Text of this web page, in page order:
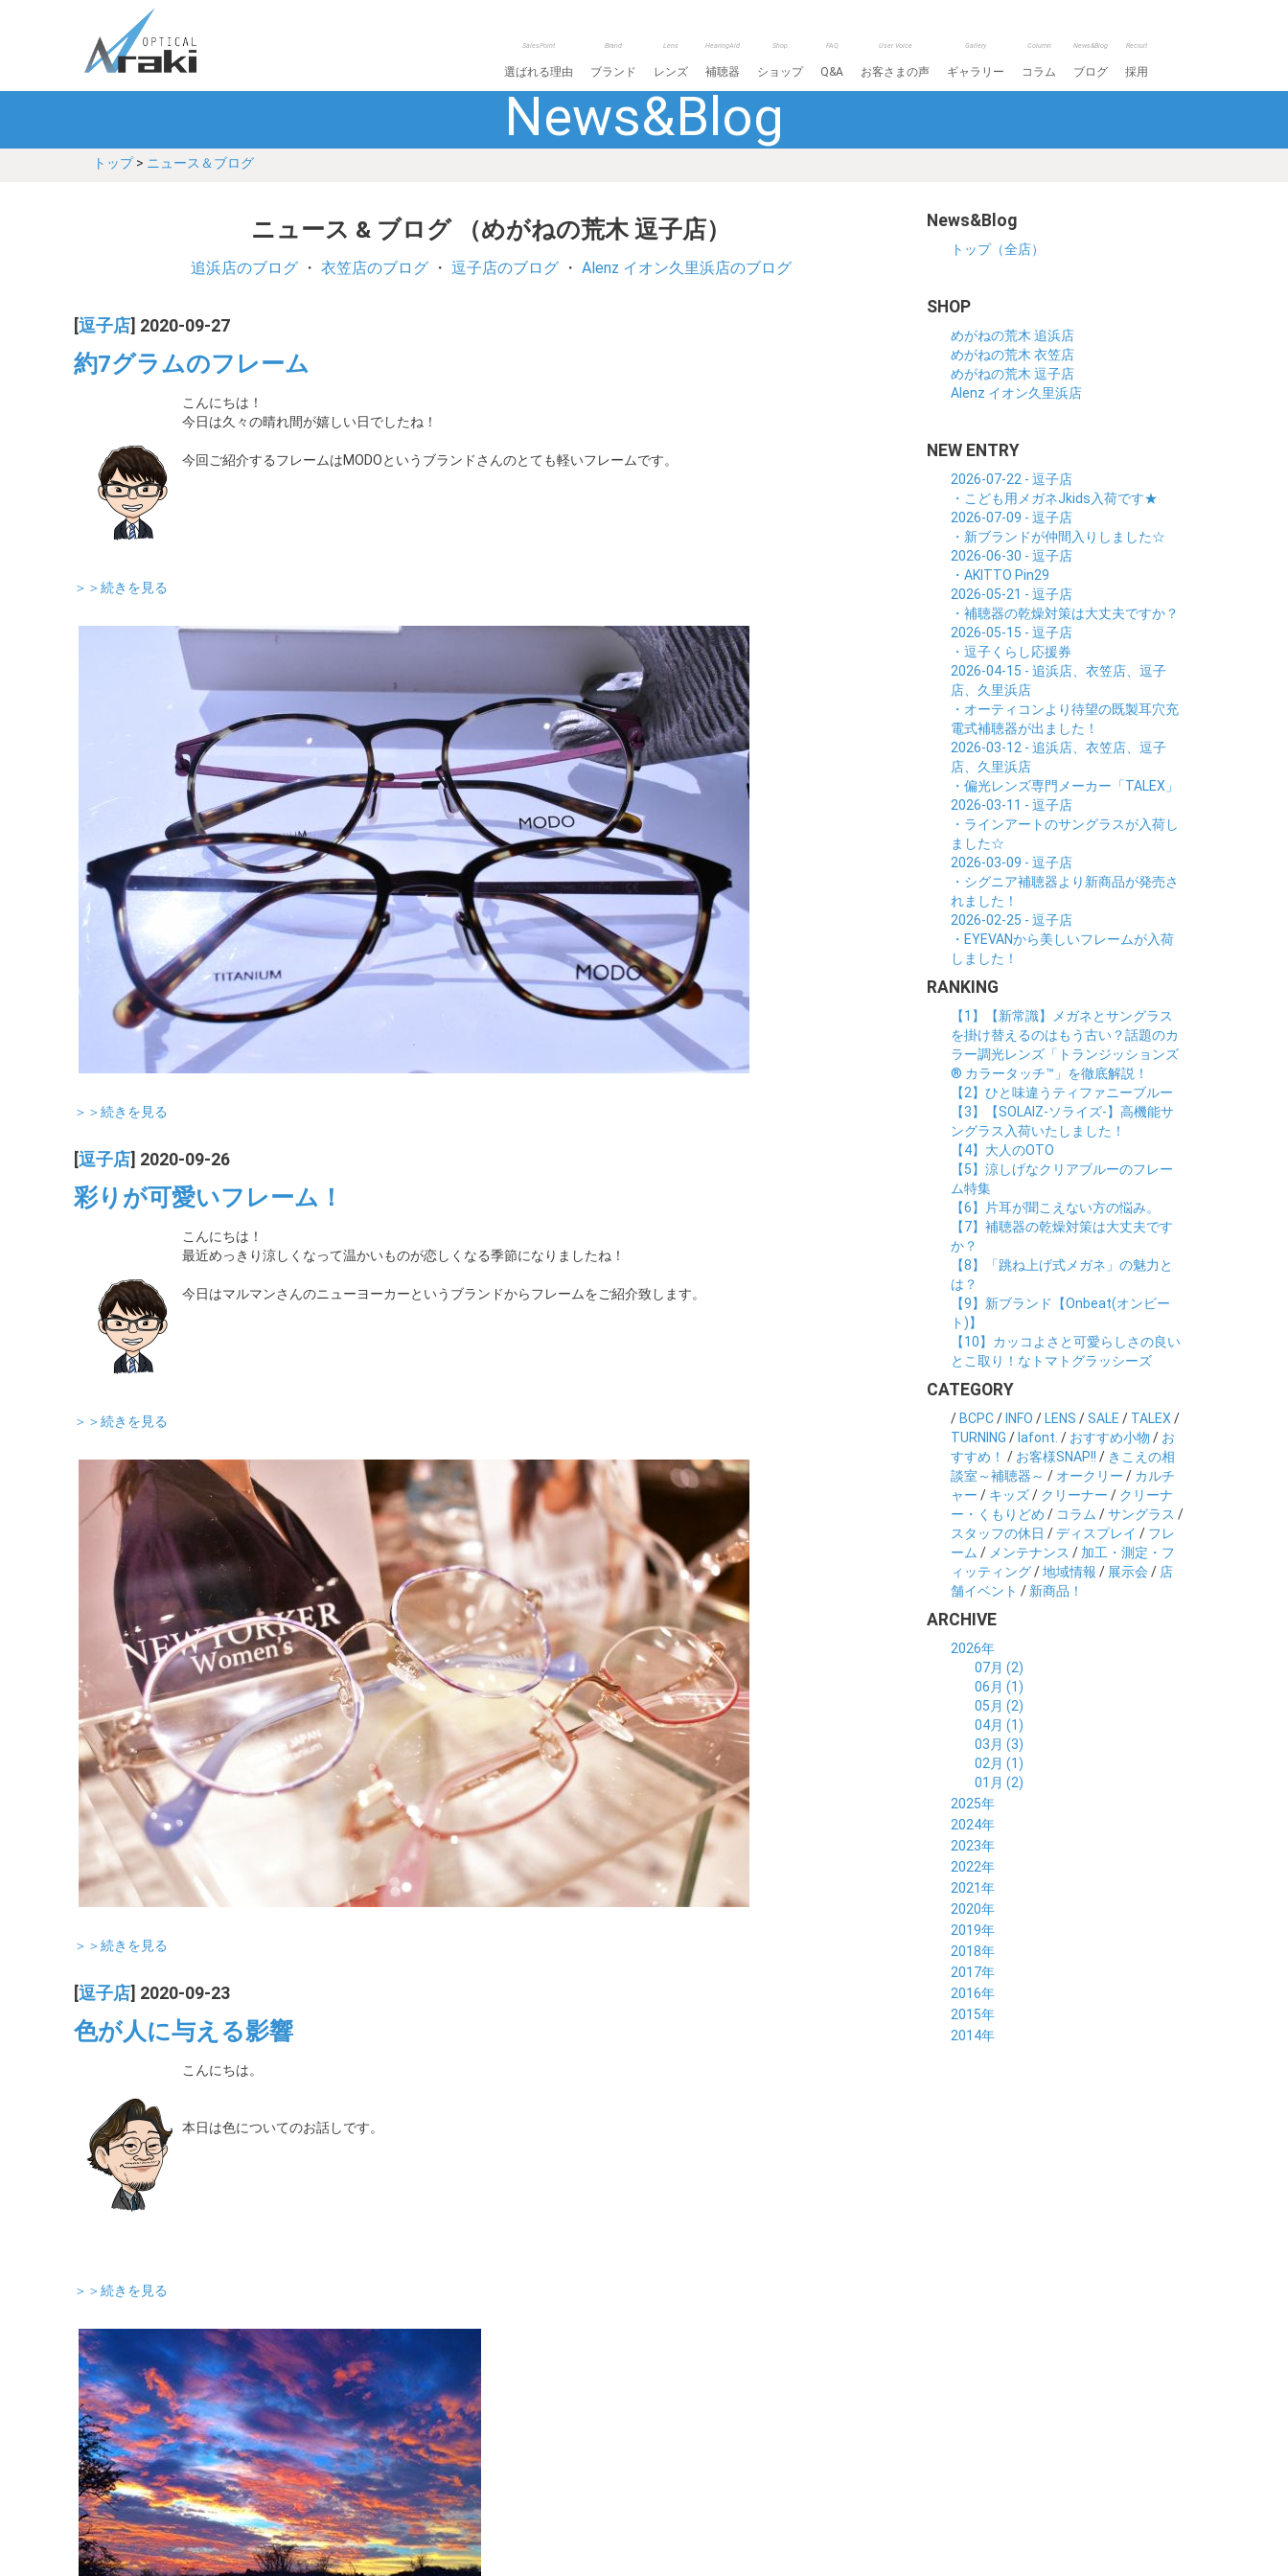
SalesPoint
選ばれる理由
Brand
ブランド
Lens
レンズ
HearingAid
補聴器
Shop
ショップ
FAQ
Q&A
User Voice
お客さまの声
Gallery
ギャラリー
Column
コラム
News&Blog
ブログ
Recruit
採用
News&Blog
トップ> ニュース＆ブログ
ニュース & ブログ （めがねの荒木 逗子店）
追浜店のブログ・ 衣笠店のブログ・ 逗子店のブログ・ Alenz イオン久里浜店のブログ
逗子店 ] 2020-09-27
約7グラムのフレーム
こんにちは！
今日は久々の晴れ間が嬉しい日でしたね！
今回ご紹介するフレームはMODOというブランドさんのとても軽いフレームです。
＞＞続きを見る
＞＞続きを見る
逗子店 ] 2020-09-26
彩りが可愛いフレーム！
こんにちは！
最近めっきり涼しくなって温かいものが恋しくなる季節になりましたね！
今日はマルマンさんのニューヨーカーというブランドからフレームをご紹介致します。
＞＞続きを見る
＞＞続きを見る
逗子店 ] 2020-09-23
色が人に与える影響
こんにちは。
本日は色についてのお話しです。
＞＞続きを見る
News&Blog
トップ（全店）
SHOP
めがねの荒木 追浜店
めがねの荒木 衣笠店
めがねの荒木 逗子店
Alenz イオン久里浜店
NEW ENTRY
2026-07-22 - 逗子店
・こども用メガネJkids入荷です★
2026-07-09 - 逗子店
・新ブランドが仲間入りしました☆
2026-06-30 - 逗子店
・AKITTO Pin29
2026-05-21 - 逗子店
・補聴器の乾燥対策は大丈夫ですか？
2026-05-15 - 逗子店
・逗子くらし応援券
2026-04-15 - 追浜店、衣笠店、逗子
店、久里浜店
・オーティコンより待望の既製耳穴充
電式補聴器が出ました！
2026-03-12 - 追浜店、衣笠店、逗子
店、久里浜店
・偏光レンズ専門メーカー「TALEX」
2026-03-11 - 逗子店
・ラインアートのサングラスが入荷し
ました☆
2026-03-09 - 逗子店
・シグニア補聴器より新商品が発売さ
れました！
2026-02-25 - 逗子店
・EYEVANから美しいフレームが入荷
しました！
RANKING
【1】【新常識】メガネとサングラス
を掛け替えるのはもう古い？話題のカ
ラー調光レンズ「トランジッションズ
® カラータッチ™」を徹底解説！
【2】ひと味違うティファニーブルー
【3】【SOLAIZ-ソライズ-】高機能サ
ングラス入荷いたしました！
【4】大人のOTO
【5】涼しげなクリアブルーのフレー
ム特集
【6】片耳が聞こえない方の悩み。
【7】補聴器の乾燥対策は大丈夫です
か？
【8】「跳ね上げ式メガネ」の魅力と
は？
【9】新ブランド【Onbeat(オンビー
ト)】
【10】カッコよさと可愛らしさの良い
とこ取り！なトマトグラッシーズ
CATEGORY
/ BCPC/ INFO / LENS /SALE / TALEX /
TURNING / lafont. / おすすめ小物 / お
すすめ！ / お客様SNAP!! / きこえの相
談室～補聴器～ / オークリー / カルチ
ャー / キッズ/ クリーナー / クリーナ
ー・くもりどめ / コラム /サングラス /
スタッフの休日 /ディスプレイ / フレ
ーム / メンテナンス / 加工・測定・フ
ィッティング/地域情報 / 展示会 / 店
舗イベント / 新商品！
ARCHIVE
2026年
07月 (2)
06月 (1)
05月 (2)
04月 (1)
03月 (3)
02月 (1)
01月 (2)
2025年
12月 (2)
11月 (2)
10月 (3)
09月 (3)
08月 (4)
07月 (4)
06月 (4)
05月 (4)
04月 (1)
03月 (3)
02月 (4)
01月 (4)
2024年
12月 (6)
11月 (5)
10月 (4)
09月 (6)
08月 (5)
07月 (5)
06月 (4)
05月 (3)
04月 (7)
03月 (5)
02月 (7)
2023年
12月 (5)
11月 (4)
10月 (5)
09月 (6)
08月 (7)
07月 (7)
06月 (7)
05月 (8)
04月 (8)
03月 (9)
2022年
12月 (9)
11月 (5)
10月 (8)
09月 (7)
08月 (5)
07月 (9)
06月 (10)
05月 (9)
04月 (7)
2021年
12月 (5)
11月 (5)
10月 (5)
09月 (5)
08月 (11)
07月 (4)
06月 (7)
05月 (8)
2020年
12月 (7)
11月 (6)
10月 (8)
09月 (10)
08月 (10)
07月 (7)
06月 (7)
2019年
12月 (8)
11月 (9)
10月 (9)
09月 (7)
08月 (8)
07月 (7)
2018年
12月 (8)
11月 (8)
10月 (7)
09月 (10)
08月 (8)
2017年
12月 (7)
11月 (8)
10月 (7)
2016年
12月 (9)
11月 (5)
2015年
12月 (9)
2014年